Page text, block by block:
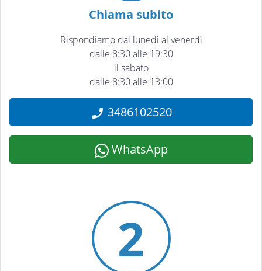
Chiama subito
Rispondiamo dal lunedì al venerdì
dalle 8:30 alle 19:30
il sabato
dalle 8:30 alle 13:00
3486102520
WhatsApp
2